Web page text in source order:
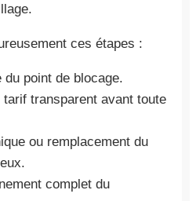
ces étapes :
point de blocage.
tarif transparent avant toute
ou remplacement du
complet du